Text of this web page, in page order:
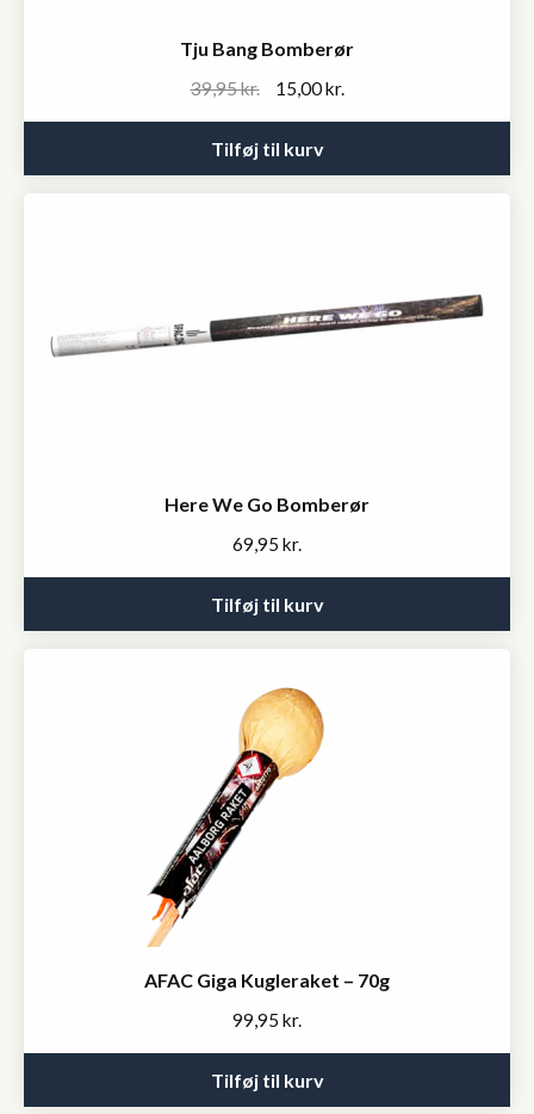
Tju Bang Bomberør
39,95kr.
Original
was:
39,95 kr..
15,00kr.
15,00 kr..
Tilføj til kurv
Here We Go Bomberør
69,95 kr.
Tilføj til kurv
AFAC Giga Kugleraket – 70g
99,95 kr.
Tilføj til kurv